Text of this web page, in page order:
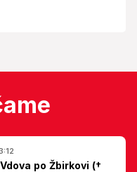
po Žbirkovi (†